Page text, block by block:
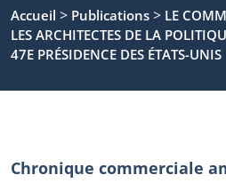
Accueil > Publications > LE
LES ARCHITECTES DE LA
47E PRÉSIDENCE DES ÉTATS-UNIS
Chronique commerciale